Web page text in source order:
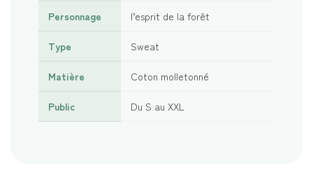
Personnage l’esprit de la forêt
Type Sweat
Matière Coton molletonné
Public Du S au XXL